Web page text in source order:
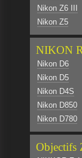
Nikon Z6 III
Nikon Z5
NIKON
Nikon D6
Nikon D5
Nikon D4S
Nikon D850
Nikon D780
Objectifs